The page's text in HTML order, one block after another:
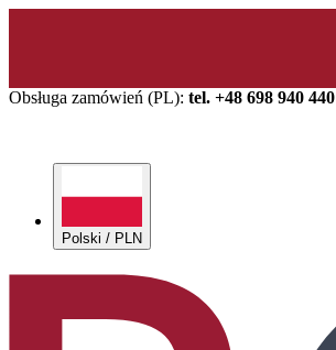
Obsługa zamówień (PL): tel. +48 698 940 440
Polski / PLN